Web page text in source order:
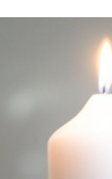
Schrijf